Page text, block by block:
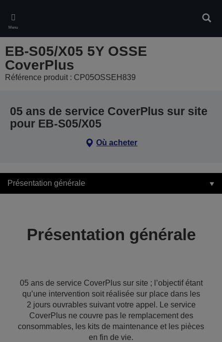
main
content
Menu
EB-S05/X05 5Y OSSE
CoverPlus
Référence produit : CP05OSSEH839
05 ans de service CoverPlus sur site
pour EB-S05/X05
Où acheter
Présentation générale
Présentation générale
05 ans de service CoverPlus sur site ; l’objectif étant
qu’une intervention soit réalisée sur place dans les
2 jours ouvrables suivant votre appel. Le service
CoverPlus ne couvre pas le remplacement des
consommables, les kits de maintenance et les pièces
en fin de vie.